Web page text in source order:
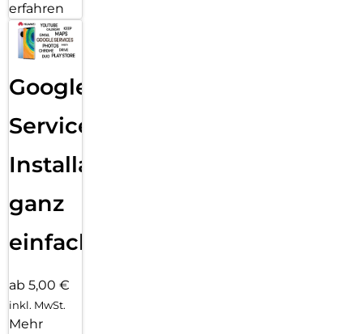
erfahren
Google
Services
Installation
ganz
einfach
ab 5,00 €
inkl. MwSt.
Mehr